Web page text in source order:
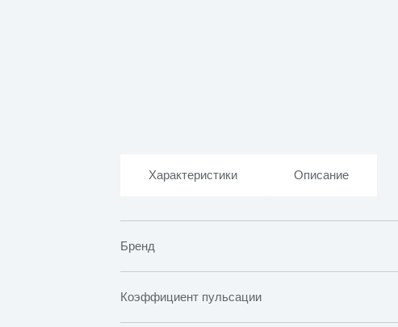
Характеристики Описание
Бренд
Коэффициент пульсации